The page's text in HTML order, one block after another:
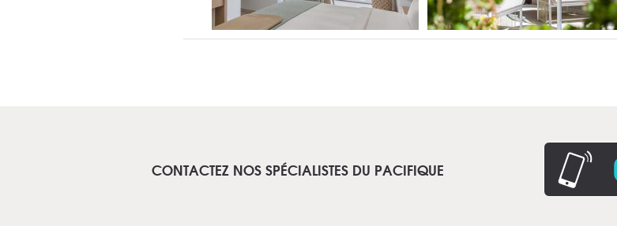
CONTACTEZ NOS SPÉCIALISTES DU PACIFIQUE